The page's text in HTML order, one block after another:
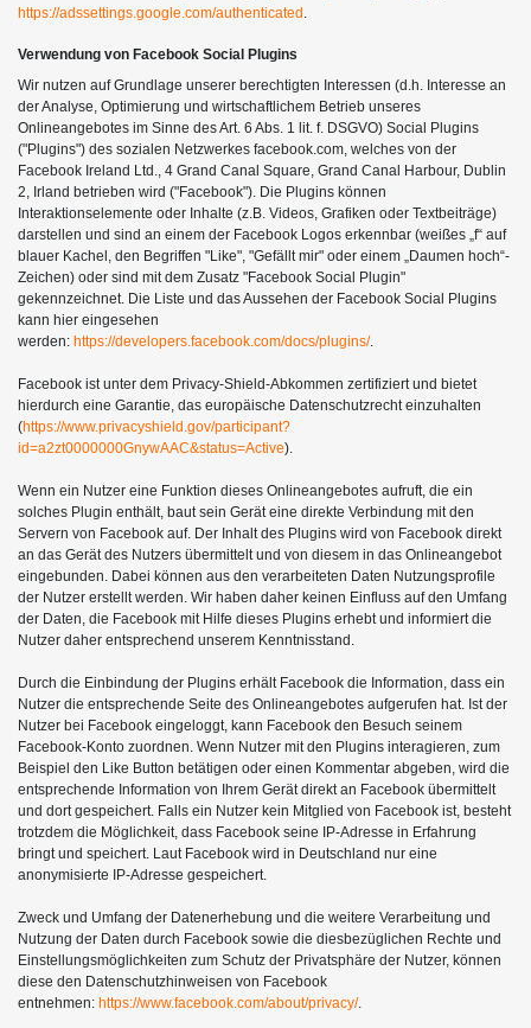
https://adssettings.google.com/authenticated.
Verwendung von Facebook Social Plugins
Wir nutzen auf Grundlage unserer berechtigten Interessen (d.h. Interesse an
der Analyse, Optimierung und wirtschaftlichem Betrieb unseres
Onlineangebotes im Sinne des Art. 6 Abs. 1 lit. f. DSGVO) Social Plugins
("Plugins") des sozialen Netzwerkes facebook.com, welches von der
Facebook Ireland Ltd., 4 Grand Canal Square, Grand Canal Harbour, Dublin
2, Irland betrieben wird ("Facebook"). Die Plugins können
Interaktionselemente oder Inhalte (z.B. Videos, Grafiken oder Textbeiträge)
darstellen und sind an einem der Facebook Logos erkennbar (weißes „f“ auf
blauer Kachel, den Begriffen "Like", "Gefällt mir" oder einem „Daumen hoch“-
Zeichen) oder sind mit dem Zusatz "Facebook Social Plugin"
gekennzeichnet. Die Liste und das Aussehen der Facebook Social Plugins
kann hier eingesehen
werden: https://developers.facebook.com/docs/plugins/.
Facebook ist unter dem Privacy-Shield-Abkommen zertifiziert und bietet
hierdurch eine Garantie, das europäische Datenschutzrecht einzuhalten
(https://www.privacyshield.gov/participant?
id=a2zt0000000GnywAAC&status=Active).
Wenn ein Nutzer eine Funktion dieses Onlineangebotes aufruft, die ein
solches Plugin enthält, baut sein Gerät eine direkte Verbindung mit den
Servern von Facebook auf. Der Inhalt des Plugins wird von Facebook direkt
an das Gerät des Nutzers übermittelt und von diesem in das Onlineangebot
eingebunden. Dabei können aus den verarbeiteten Daten Nutzungsprofile
der Nutzer erstellt werden. Wir haben daher keinen Einfluss auf den Umfang
der Daten, die Facebook mit Hilfe dieses Plugins erhebt und informiert die
Nutzer daher entsprechend unserem Kenntnisstand.
Durch die Einbindung der Plugins erhält Facebook die Information, dass ein
Nutzer die entsprechende Seite des Onlineangebotes aufgerufen hat. Ist der
Nutzer bei Facebook eingeloggt, kann Facebook den Besuch seinem
Facebook-Konto zuordnen. Wenn Nutzer mit den Plugins interagieren, zum
Beispiel den Like Button betätigen oder einen Kommentar abgeben, wird die
entsprechende Information von Ihrem Gerät direkt an Facebook übermittelt
und dort gespeichert. Falls ein Nutzer kein Mitglied von Facebook ist, besteht
trotzdem die Möglichkeit, dass Facebook seine IP-Adresse in Erfahrung
bringt und speichert. Laut Facebook wird in Deutschland nur eine
anonymisierte IP-Adresse gespeichert.
Zweck und Umfang der Datenerhebung und die weitere Verarbeitung und
Nutzung der Daten durch Facebook sowie die diesbezüglichen Rechte und
Einstellungsmöglichkeiten zum Schutz der Privatsphäre der Nutzer, können
diese den Datenschutzhinweisen von Facebook
entnehmen: https://www.facebook.com/about/privacy/.